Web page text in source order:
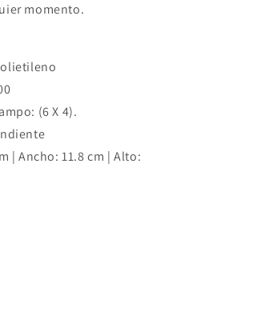
momento.
(6 X 4).
| Ancho: 11.8 cm | Alto: